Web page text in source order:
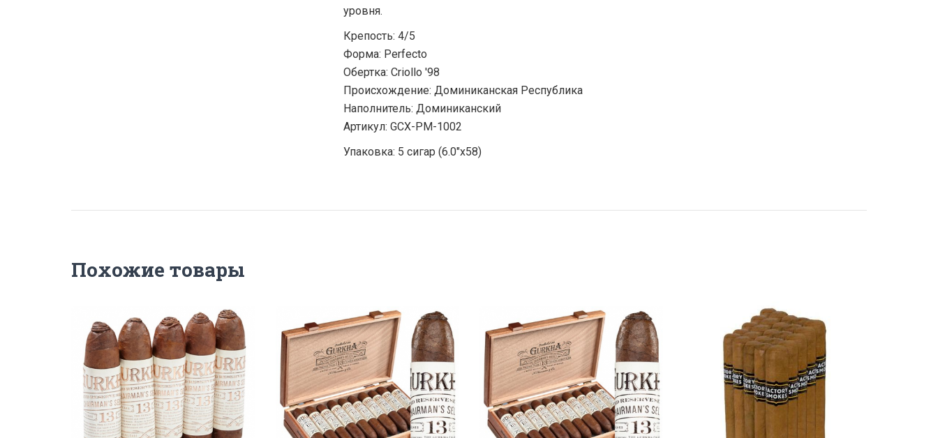
уровня.
Крепость: 4/5
Форма: Perfecto
Обертка: Criollo '98
Происхождение: Доминиканская Республика
Наполнитель: Доминиканский
Артикул: GCX-PM-1002
Упаковка: 5 сигар (6.0"x58)
Похожие товары